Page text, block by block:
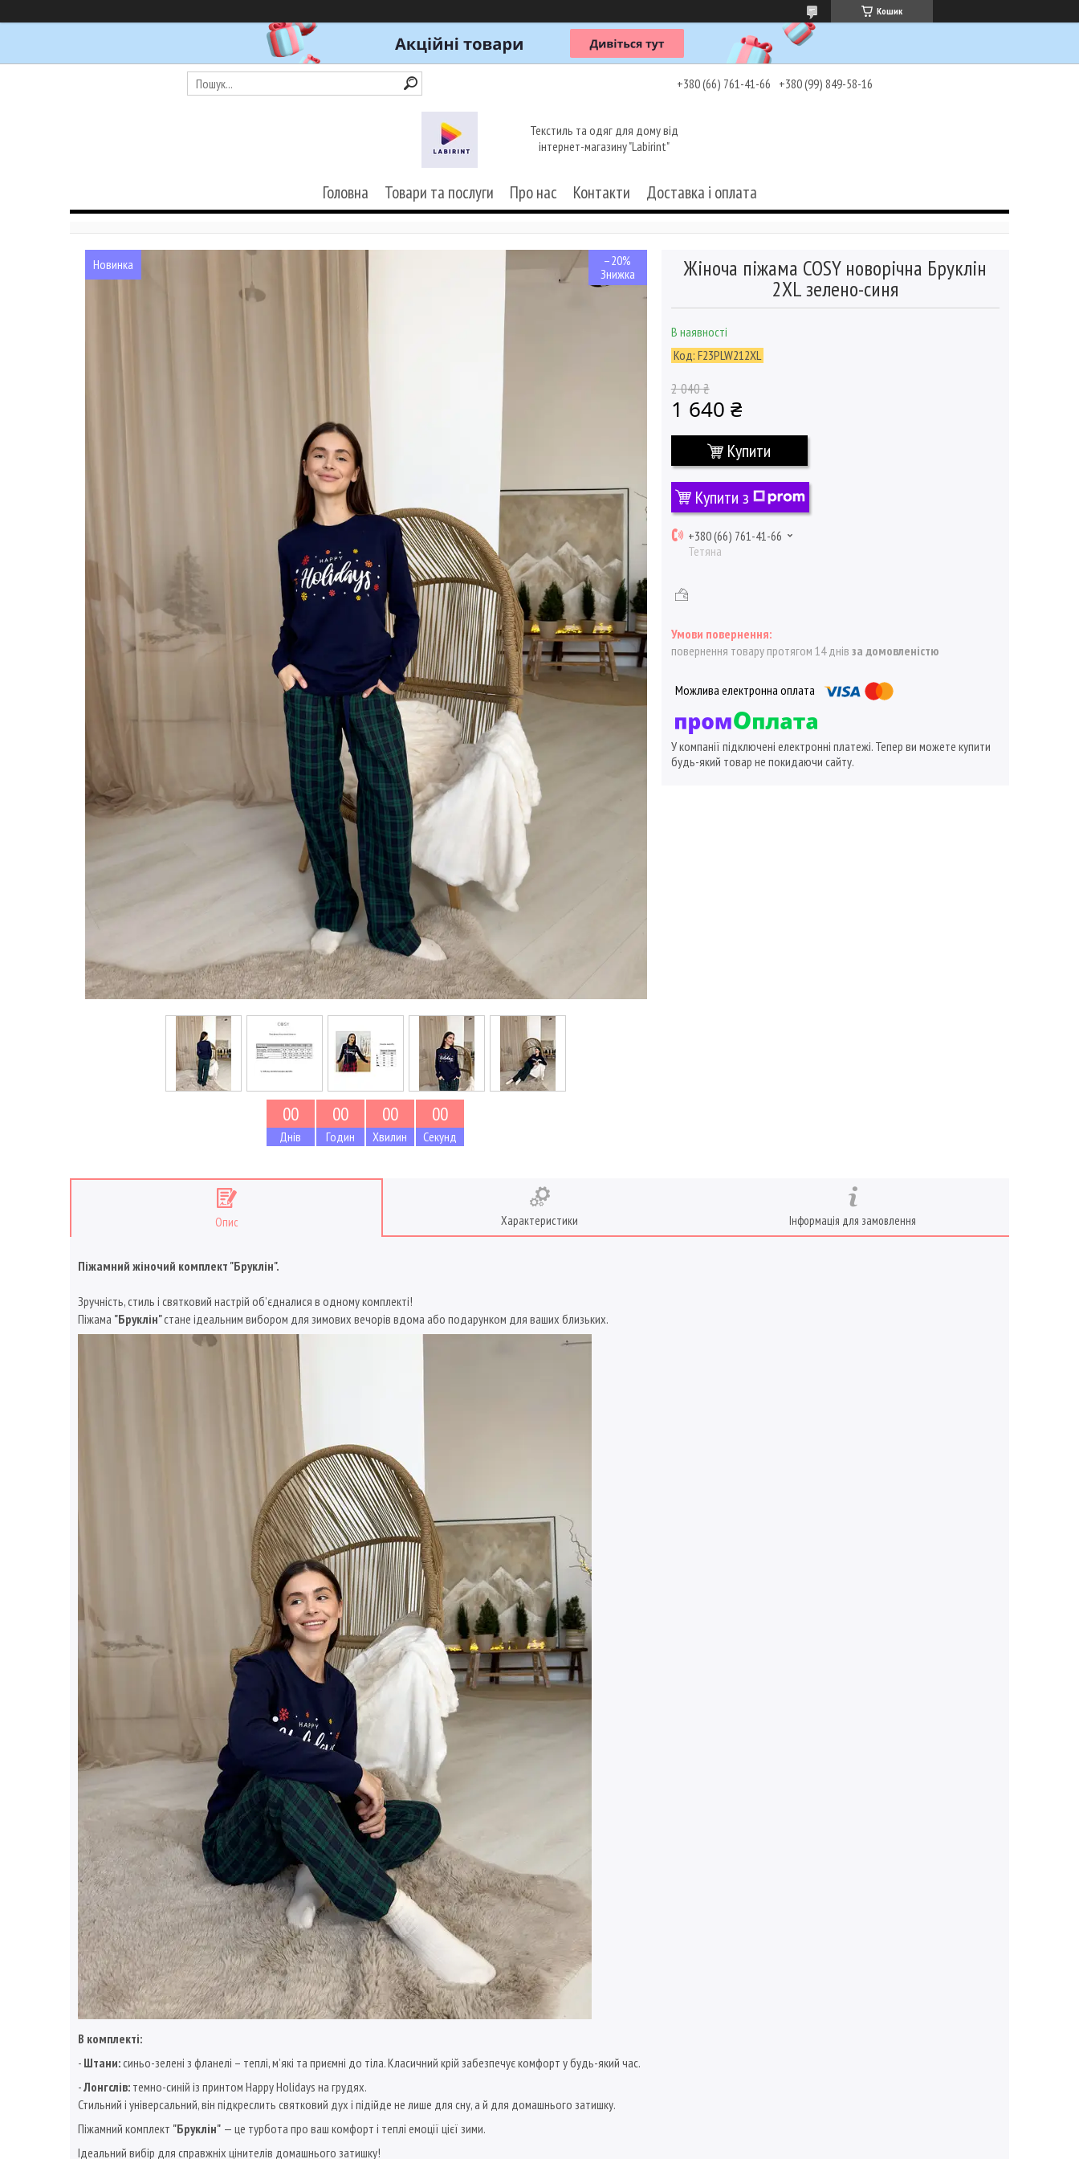
Кошик
+380 (66) 761-41-66 +380 (99) 849-58-16
Текстиль та одяг для дому від
інтернет-магазину "Labirint"
Головна Товари та послуги Про нас Контакти Доставка і оплата
Новинка –20%
00
Днів
00
Годин
00
Хвилин
00
Секунд
Жіноча піжама COSY новорічна Бруклін
2XL зелено-синя
В наявності
Код: F23PLW212XL
2 040 ₴
1 640 ₴
Купити
Купити з
+380 (66) 761-41-66
Тетяна
повернення товару протягом 14 днів за домовленістю
У компанії підключені електронні платежі. Тепер ви можете купити
будь-який товар не покидаючи сайту.
Опис Характеристики Інформація для замовлення
Піжамний жіночий комплект "Бруклін".
Зручність, стиль і святковий настрій об’єдналися в одному комплекті!
Піжама "Бруклін"стане ідеальним вибором для зимових вечорів вдома або подарунком для ваших близьких.
В комплекті:
- Штани:синьо-зелені з фланелі – теплі, м’які та приємні до тіла. Класичний крій забезпечує комфорт у будь-який час.
-Лонгслів: темно-синій із принтом Happy Holidays на грудях.
Стильний і універсальний, він підкреслить святковий дух і підійде не лише для сну, а й для домашнього затишку.
Піжамний комплект "Бруклін" — це турбота про ваш комфорт і теплі емоції цієї зими.
Ідеальний вибір для справжніх цінителів домашнього затишку!